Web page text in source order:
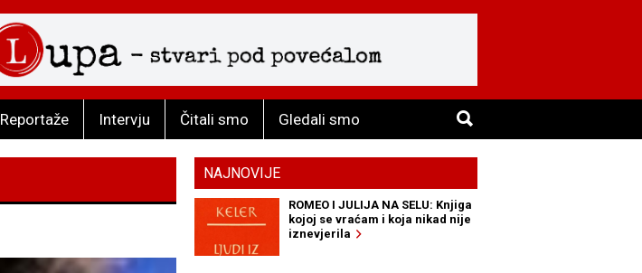
Reportaže Intervju Čitali smo Gledali smo
NAJNOVIJE
ROMEO I JULIJA NA SELU: Knjiga
kojoj se vraćam i koja nikad nije
iznevjerila